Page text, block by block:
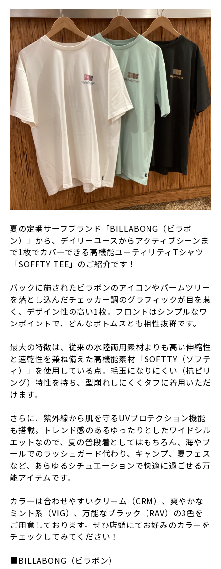
夏の定番サーフブランド「BILLABONG（ビラボ
ン）」から、デイリーユースからアクティブシーンま
で1枚でカバーできる高機能ユーティリティTシャツ
「SOFFTY TEE」のご紹介です！
バックに施されたビラボンのアイコンやパームツリー
を落とし込んだチェッカー調のグラフィックが目を惹
く、デザイン性の高い1枚。フロントはシンプルなワ
ンポイントで、どんなボトムスとも相性抜群です。
最大の特徴は、従来の水陸両用素材よりも高い伸縮性
と速乾性を兼ね備えた高機能素材「SOFTTY（ソフテ
ィ）」を使用している点。毛玉になりにくい（抗ピリ
ング）特性を持ち、型崩れしにくくタフに着用いただ
けます。
さらに、紫外線から肌を守るUVプロテクション機能
も搭載。トレンド感のあるゆったりとしたワイドシル
エットなので、夏の普段着としてはもちろん、海やプ
ールでのラッシュガード代わり、キャンプ、夏フェス
など、あらゆるシチュエーションで快適に過ごせる万
能アイテムです。
カラーは合わせやすいクリーム（CRM）、爽やかな
ミント系（VIG）、万能なブラック（RAV）の3色を
ご用意しております。ぜひ店頭にてお好みのカラーを
チェックしてみてください！
■BILLABONG（ビラボン）